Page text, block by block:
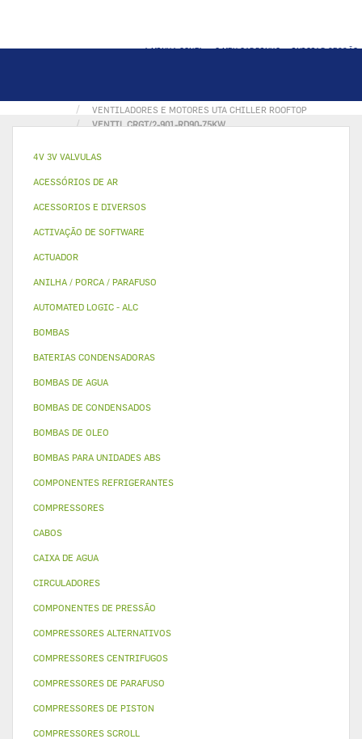
A MINHA CONTA O MEU CARRINHO INICIAR SESSÃO
VENTILADORES E MOTORES UTA CHILLER ROOFTOP
VENTIL CRGT/2-901-RD90-75KW
4V 3V VALVULAS
ACESSÓRIOS DE AR
ACESSORIOS E DIVERSOS
ACTIVAÇÃO DE SOFTWARE
ACTUADOR
ANILHA / PORCA / PARAFUSO
AUTOMATED LOGIC - ALC
BOMBAS
BATERIAS CONDENSADORAS
BOMBAS DE AGUA
BOMBAS DE CONDENSADOS
BOMBAS DE OLEO
BOMBAS PARA UNIDADES ABS
COMPONENTES REFRIGERANTES
COMPRESSORES
CABOS
CAIXA DE AGUA
CIRCULADORES
COMPONENTES DE PRESSÃO
COMPRESSORES ALTERNATIVOS
COMPRESSORES CENTRIFUGOS
COMPRESSORES DE PARAFUSO
COMPRESSORES DE PISTON
COMPRESSORES SCROLL